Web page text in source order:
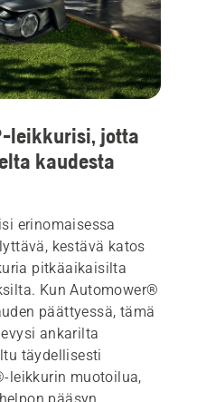
leikkurisi, jotta
kaudesta
erinomaisessa
kestävä katos
pitkäaikaisilta
Kun Automower®
päättyessä, tämä
ankarilta
täydellisesti
leikkurin muotoilua,